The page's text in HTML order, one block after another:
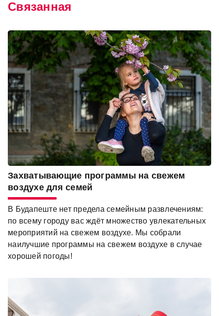
Связанная
Захватывающие программы на свежем
воздухе для семей
В Будапеште нет предела семейным развлечениям:
по всему городу вас ждёт множество увлекательных
мероприятий на свежем воздухе. Мы собрали
наилучшие программы на свежем воздухе в случае
хорошей погоды!